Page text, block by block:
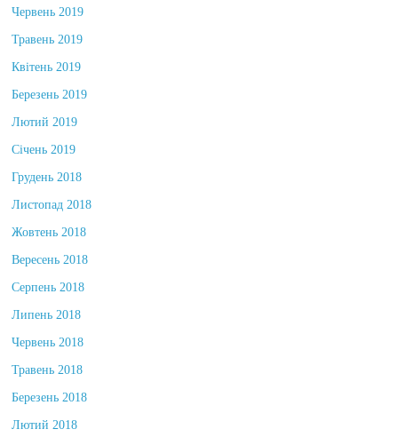
Червень 2019
Травень 2019
Квітень 2019
Березень 2019
Лютий 2019
Січень 2019
Грудень 2018
Листопад 2018
Жовтень 2018
Вересень 2018
Серпень 2018
Липень 2018
Червень 2018
Травень 2018
Березень 2018
Лютий 2018